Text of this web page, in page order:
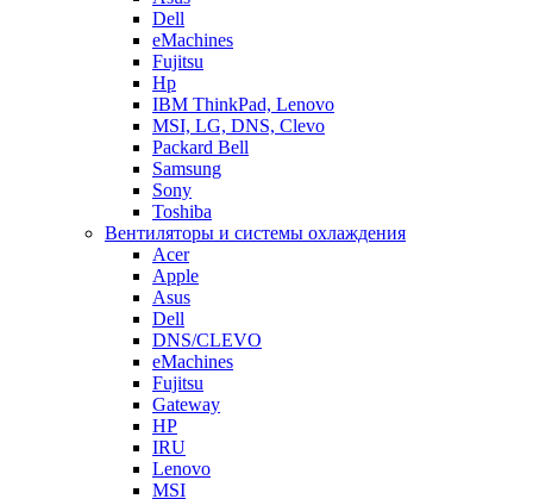
Dell
eMachines
Fujitsu
Hp
IBM ThinkPad, Lenovo
MSI, LG, DNS, Clevo
Packard Bell
Samsung
Sony
Toshiba
Вентиляторы и системы охлаждения
Acer
Apple
Asus
Dell
DNS/CLEVO
eMachines
Fujitsu
Gateway
HP
IRU
Lenovo
MSI